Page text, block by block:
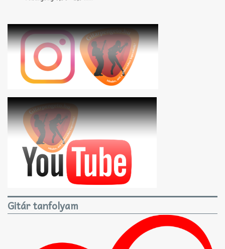
Gitár tanfolyam